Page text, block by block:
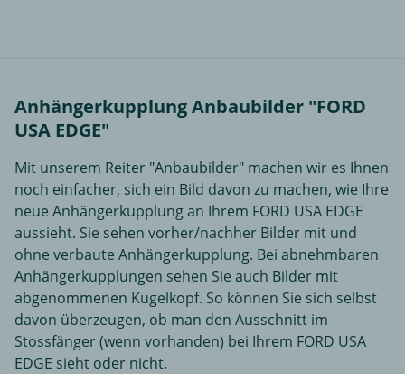
Anhängerkupplung Anbaubilder "FORD
USA EDGE"
Mit unserem Reiter "Anbaubilder" machen wir es Ihnen
noch einfacher, sich ein Bild davon zu machen, wie Ihre
neue Anhängerkupplung an Ihrem FORD USA EDGE
aussieht. Sie sehen vorher/nachher Bilder mit und
ohne verbaute Anhängerkupplung. Bei abnehmbaren
Anhängerkupplungen sehen Sie auch Bilder mit
abgenommenen Kugelkopf. So können Sie sich selbst
davon überzeugen, ob man den Ausschnitt im
Stossfänger (wenn vorhanden) bei Ihrem FORD USA
EDGE sieht oder nicht.